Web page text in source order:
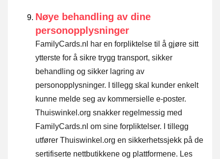
Nøye behandling av dine
personopplysninger
FamilyCards.nl har en forpliktelse til å gjøre sitt
ytterste for å sikre trygg transport, sikker
behandling og sikker lagring av
personopplysninger. I tillegg skal kunder enkelt
kunne melde seg av kommersielle e-poster.
Thuiswinkel.org snakker regelmessig med
FamilyCards.nl om sine forpliktelser. I tillegg
utfører Thuiswinkel.org en sikkerhetssjekk på de
sertifiserte nettbutikkene og plattformene. Les